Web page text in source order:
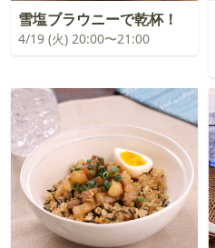
雪塩ブラウニーで乾杯！
4/19 (火) 20:00〜21:00